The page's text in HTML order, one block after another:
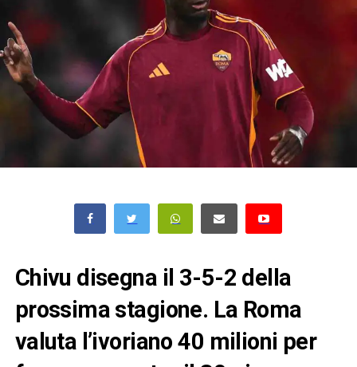
Chivu disegna il 3-5-2 della
prossima stagione. La Roma
valuta l’ivoriano 40 milioni per